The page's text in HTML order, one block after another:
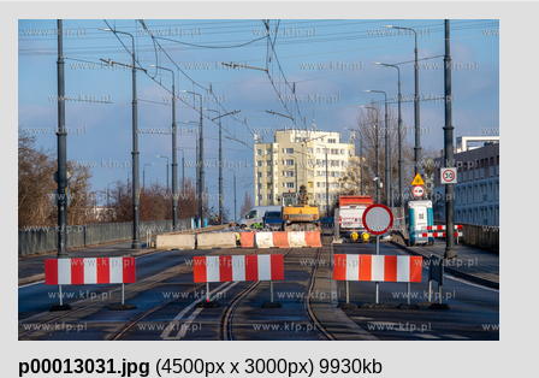
p00013031.jpg (4500px x 3000px) 9930kb